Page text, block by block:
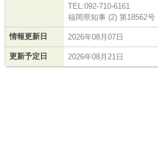
TEL:092-710-6161
福岡県知事 (2) 第18562号
情報更新日 2026年08月07日
更新予定日 2026年08月21日